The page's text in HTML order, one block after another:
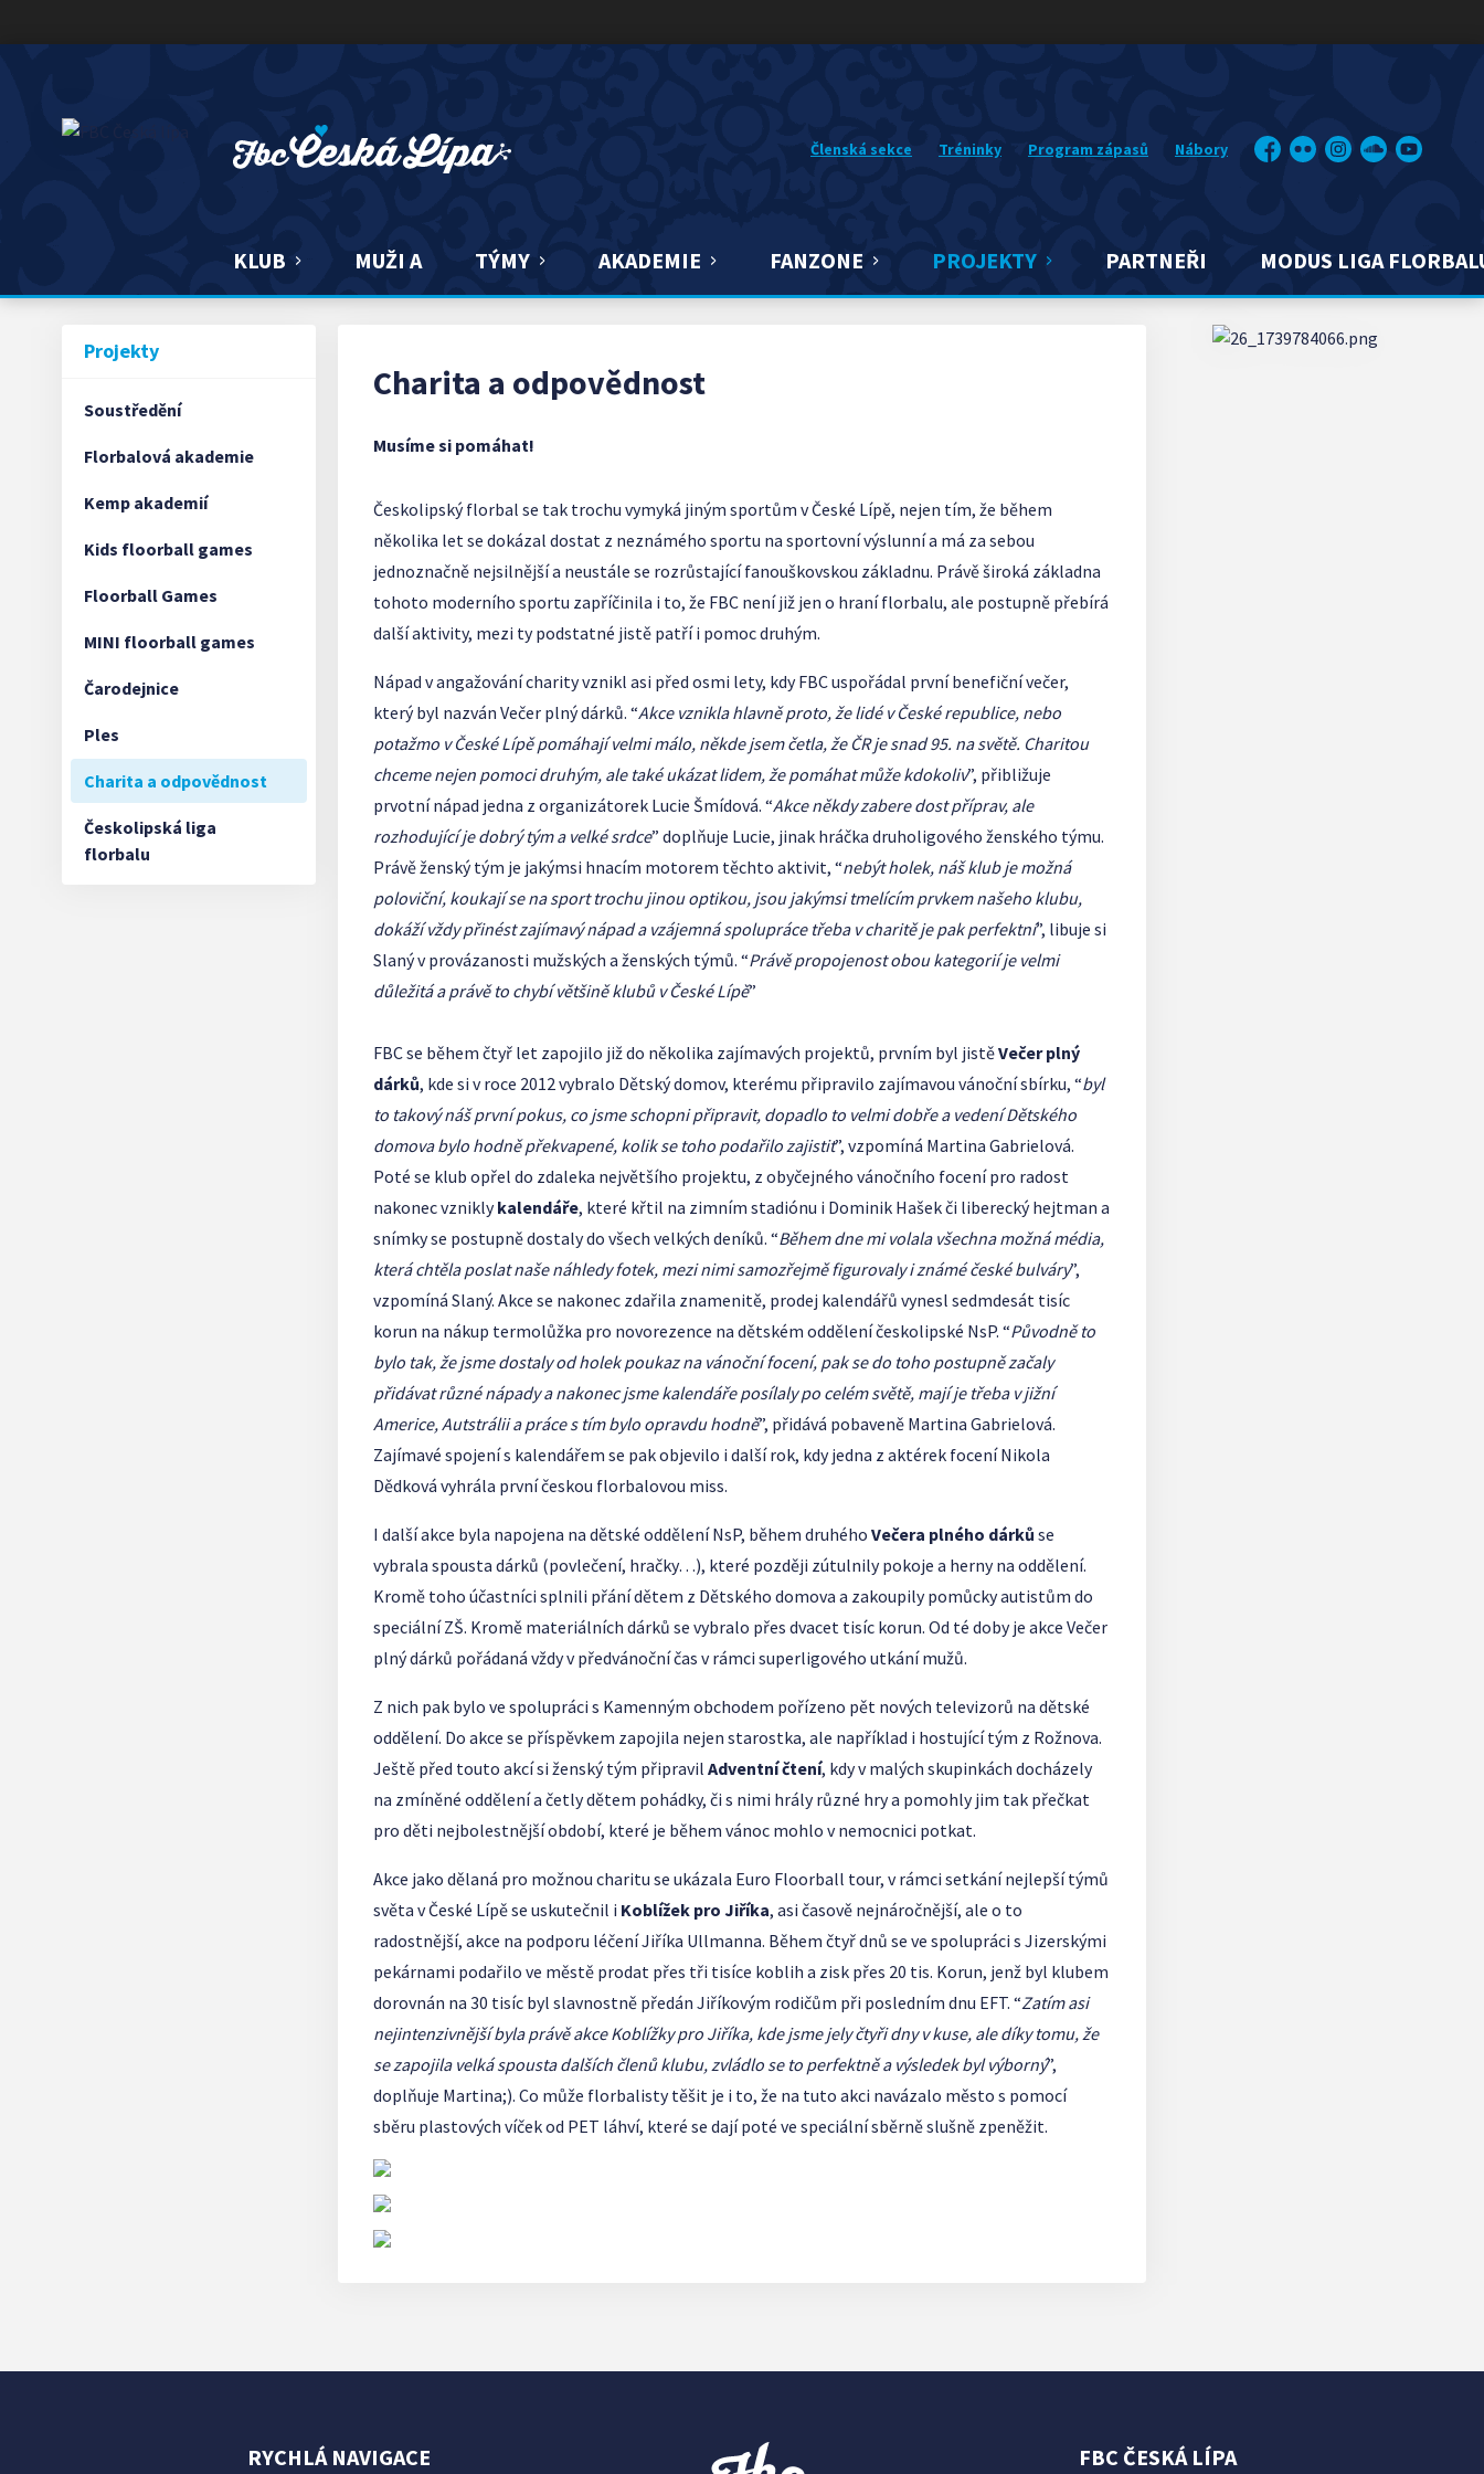
Členská sekce Tréninky Program zápasů Nábory Facebook
FlickrInstagramSoundcloud
YouTube
KLUB MUŽI A TÝMY AKADEMIE FANZONE PROJEKTY PARTNEŘI MODUS LIGA
Projekty
Soustředění
Florbalová akademie
Kemp akademií
Kids floorball games
Floorball Games
MINI floorball games
Čarodejnice
Ples
Charita a odpovědnost
Českolipská liga
florbalu
Charita a odpovědnost
Musíme si pomáhat!
Českolipský florbal se tak trochu vymyká jiným sportům v České Lípě, nejen tím, že během
několika let se dokázal dostat z neznámého sportu na sportovní výslunní a má za sebou
jednoznačně nejsilnější a neustále se rozrůstající fanouškovskou základnu. Právě široká základna
tohoto moderního sportu zapříčinila i to, že FBC není již jen o hraní florbalu, ale postupně přebírá
další aktivity, mezi ty podstatné jistě patří i pomoc druhým.
Nápad v angažování charity vznikl asi před osmi lety, kdy FBC uspořádal první benefiční večer,
který byl nazván Večer plný dárků. “Akce vznikla hlavně proto, že lidé v České republice, nebo
potažmo v České Lípě pomáhají velmi málo, někde jsem četla, že ČR je snad 95. na světě. Charitou
chceme nejen pomoci druhým, ale také ukázat lidem, že pomáhat může kdokoliv”, přibližuje
prvotní nápad jedna z organizátorek Lucie Šmídová. “Akce někdy zabere dost příprav, ale
rozhodující je dobrý tým a velké srdce” doplňuje Lucie, jinak hráčka druholigového ženského týmu.
Právě ženský tým je jakýmsi hnacím motorem těchto aktivit, “nebýt holek, náš klub je možná
poloviční, koukají se na sport trochu jinou optikou, jsou jakýmsi tmelícím prvkem našeho klubu,
dokáží vždy přinést zajímavý nápad a vzájemná spolupráce třeba v charitě je pak perfektní”, libuje si
Slaný v provázanosti mužských a ženských týmů. “Právě propojenost obou kategorií je velmi
důležitá a právě to chybí většině klubů v České Lípě”
FBC se během čtyř let zapojilo již do několika zajímavých projektů, prvním byl jistěVečer plný
dárků, kde si v roce 2012 vybralo Dětský domov, kterému připravilo zajímavou vánoční sbírku, “byl
to takový náš první pokus, co jsme schopni připravit, dopadlo to velmi dobře a vedení Dětského
domova bylo hodně překvapené, kolik se toho podařilo zajistit”, vzpomíná Martina Gabrielová.
Poté se klub opřel do zdaleka největšího projektu, z obyčejného vánočního focení pro radost
nakonec vzniklykalendáře, které křtil na zimním stadiónu i Dominik Hašek či liberecký hejtman a
snímky se postupně dostaly do všech velkých deníků. “Během dne mi volala všechna možná média,
která chtěla poslat naše náhledy fotek, mezi nimi samozřejmě figurovaly i známé české bulváry”,
vzpomíná Slaný. Akce se nakonec zdařila znamenitě, prodej kalendářů vynesl sedmdesát tisíc
korun na nákup termolůžka pro novorezence na dětském oddělení českolipské NsP. “Původně to
bylo tak, že jsme dostaly od holek poukaz na vánoční focení, pak se do toho postupně začaly
přidávat různé nápady a nakonec jsme kalendáře posílaly po celém světě, mají je třeba v jižní
Americe, Autstrálii a práce s tím bylo opravdu hodně”, přidává pobaveně Martina Gabrielová.
Zajímavé spojení s kalendářem se pak objevilo i další rok, kdy jedna z aktérek focení Nikola
Dědková vyhrála první českou florbalovou miss.
I další akce byla napojena na dětské oddělení NsP, během druhéhoVečera plného dárků se
vybrala spousta dárků (povlečení, hračky…), které později zútulnily pokoje a herny na oddělení.
Kromě toho účastníci splnili přání dětem z Dětského domova a zakoupily pomůcky autistům do
speciální ZŠ. Kromě materiálních dárků se vybralo přes dvacet tisíc korun. Od té doby je akce Večer
plný dárků pořádaná vždy v předvánoční čas v rámci superligového utkání mužů.
Z nich pak bylo ve spolupráci s Kamenným obchodem pořízeno pět nových televizorů na dětské
oddělení. Do akce se příspěvkem zapojila nejen starostka, ale například i hostující tým z Rožnova.
Ještě před touto akcí si ženský tým připravilAdventní čtení, kdy v malých skupinkách docházely
na zmíněné oddělení a četly dětem pohádky, či s nimi hrály různé hry a pomohly jim tak přečkat
pro děti nejbolestnější období, které je během vánoc mohlo v nemocnici potkat.
Akce jako dělaná pro možnou charitu se ukázala Euro Floorball tour, v rámci setkání nejlepší týmů
světa v České Lípě se uskutečnil i Koblížek pro Jiříka, asi časově nejnáročnější, ale o to
radostnější, akce na podporu léčení Jiříka Ullmanna. Během čtyř dnů se ve spolupráci s Jizerskými
pekárnami podařilo ve městě prodat přes tři tisíce koblih a zisk přes 20 tis. Korun, jenž byl klubem
dorovnán na 30 tisíc byl slavnostně předán Jiříkovým rodičům při posledním dnu EFT. “Zatím asi
nejintenzivnější byla právě akce Koblížky pro Jiříka, kde jsme jely čtyři dny v kuse, ale díky tomu, že
se zapojila velká spousta dalších členů klubu, zvládlo se to perfektně a výsledek byl výborný”,
doplňuje Martina;). Co může florbalisty těšit je i to, že na tuto akci navázalo město s pomocí
sběru plastových víček od PET láhví, které se dají poté ve speciální sběrně slušně zpeněžit.
FBC ČESKÁ LÍPA
RYCHLÁ NAVIGACE